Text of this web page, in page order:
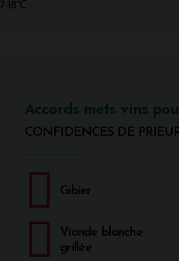
17-18°C
Accords mets vins
CONFIDENCES DE
Gibier
Viande blanche
grillée